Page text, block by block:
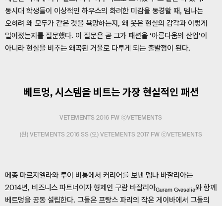
동시대 학생들이 이상적인 하우스의 화려한 미감을 동경할 때, 뎀나는
오히려 왜 모두가 같은 것을 욕망하는지, 왜 옷은 현실의 감각과 이렇게
멀어졌는지를 질문했다. 이 질문은 곧 그가 패션을 ‘아름다움의 산업’이
아니라 현실을 비추는 왜곡된 거울로 다루게 되는 출발점이 된다.
베트멍, 시스템을 비트는 가장 현실적인 패션
VETEMENTS 2016 FW ⓒVETEMENTS
(왼) VETEMENTS 2016 SS (오) VETEMENTS 2017 FW ⓒVETEMENTS
메종 마르지엘라와 루이 비통에서 커리어를 보낸 뎀나 바잘리아는
2014년, 비즈니스 파트너이자 형제인 구람 바잘리아Guram Gvasalia와 함께
베트멍을 공동 설립한다. 그들은 프랑스 파리의 작은 게이바에서 그들의